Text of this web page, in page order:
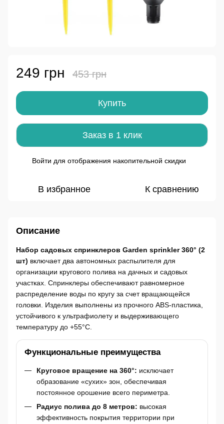
249 грн 453 грн
Купить
Заказ в 1 клик
Войти для отображения накопительной скидки
В избранное К сравнению
Описание
Набор садовых спринклеров Garden sprinkler 360° (2
шт) включает два автономных распылителя для
организации кругового полива на дачных и садовых
участках. Спринклеры обеспечивают равномерное
распределение воды по кругу за счет вращающейся
головки. Изделия выполнены из прочного ABS-пластика,
устойчивого к ультрафиолету и выдерживающего
температуру до +55°C.
Функциональные преимущества
Круговое вращение на 360°: исключает
образование «сухих» зон, обеспечивая
постоянное орошение всего периметра.
Радиус полива до 8 метров: высокая
эффективность покрытия территории при